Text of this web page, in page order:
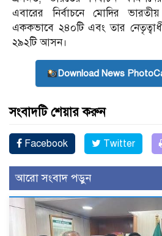
এবারের নির্বাচনে মোদির
এককভাবে ২৪০টি এবং তার
২৯২টি আসন।
Download News
সংবাদটি শেয়ার করুন
Facebook Twitter
আরো সংবাদ পড়ুন